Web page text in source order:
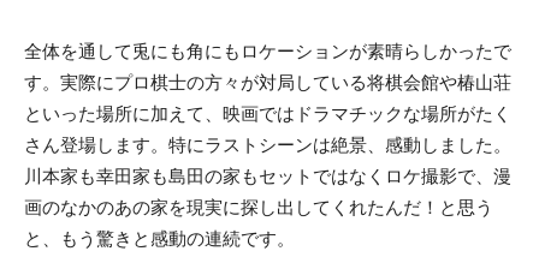
全体を通して兎にも角にもロケーションが素晴らしかったで
す。実際にプロ棋士の方々が対局している将棋会館や椿山荘
といった場所に加えて、映画ではドラマチックな場所がたく
さん登場します。特にラストシーンは絶景、感動しました。
川本家も幸田家も島田の家もセットではなくロケ撮影で、漫
画のなかのあの家を現実に探し出してくれたんだ！と思う
と、もう驚きと感動の連続です。